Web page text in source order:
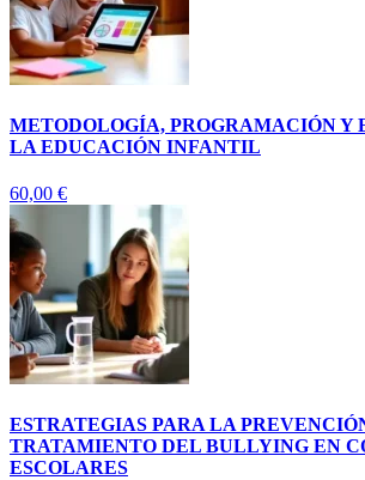
METODOLOGÍA, PROGRAMACIÓN Y
LA EDUCACIÓN INFANTIL
60,00 €
ESTRATEGIAS PARA LA
TRATAMIENTO DEL BULLYING EN
ESCOLARES